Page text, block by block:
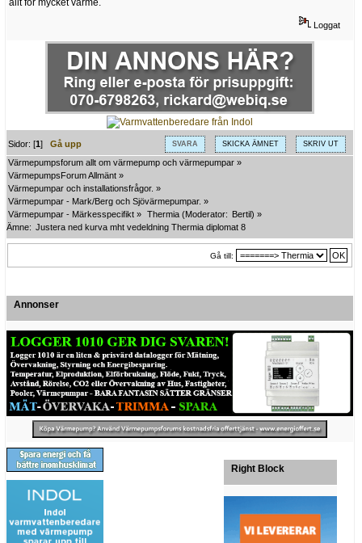
allt för mycket värme.
Loggat
SVARA SKICKA ÄMNET SKRIV UT
Sidor: [1]Gå upp
Värmepumpsforum allt om värmepump och värmepumpar »
VärmepumpsForum Allmänt »
Värmepumpar och installationsfrågor. »
Värmepumpar - Mark/Berg och Sjövärmepumpar. »
Värmepumpar - Märkesspecifikt » Thermia (Moderator: Bertil) »
Ämne: Justera ned kurva mht vedeldning Thermia diplomat 8
Gå till:
Annonser
Right Block